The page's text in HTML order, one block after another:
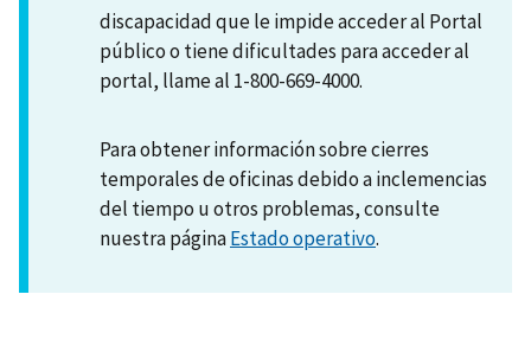
discapacidad que le impide acceder al Portal
público o tiene dificultades para acceder al
portal, llame al 1-800-669-4000.
Para obtener información sobre cierres
temporales de oficinas debido a inclemencias
del tiempo u otros problemas, consulte
nuestra páginaEstado operativo.